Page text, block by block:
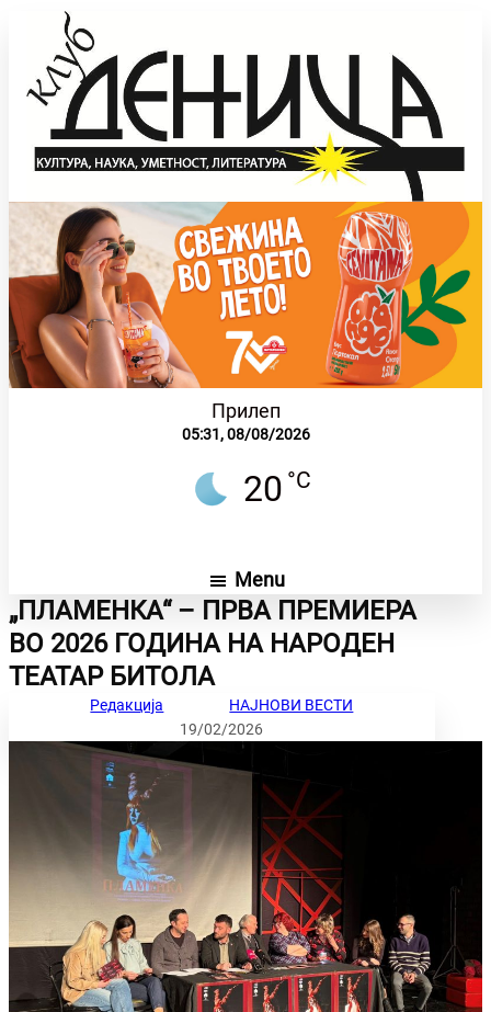
Прилеп
05:31,08/08/2026
20 °C
Menu
„ПЛАМЕНКА“ – ПРВА ПРЕМИЕРА
ВО 2026 ГОДИНА НА НАРОДЕН
ТЕАТАР БИТОЛА
Редакција
НАЈНОВИ ВЕСТИ
19/02/2026